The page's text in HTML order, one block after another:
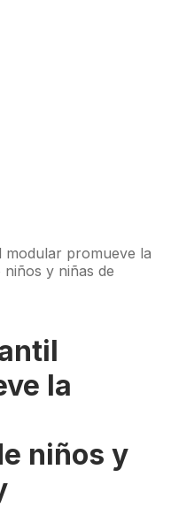
modular promueve la
y niñas de
la
niños y